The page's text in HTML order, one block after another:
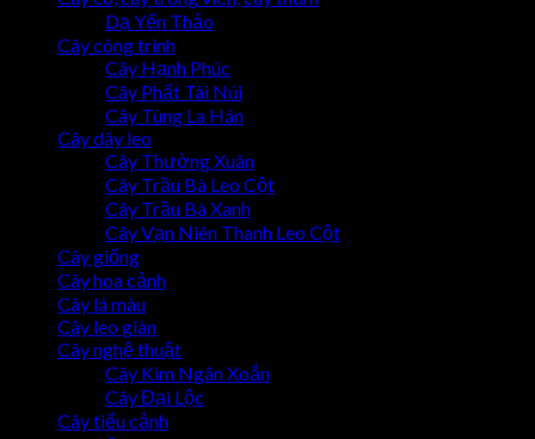
Dạ Yến Thảo
Cây công trình
Cây Hạnh Phúc
Cây Phất Tài Núi
Cây Tùng La Hán
Cây dây leo
Cây Thường Xuân
Cây Trầu Bà Leo Cột
Cây Trầu Bà Xanh
Cây Vạn Niên Thanh Leo Cột
Cây giống
Cây hoa cảnh
Cây lá màu
Cây leo giàn
Cây nghệ thuật
Cây Kim Ngân Xoắn
Cây Đại Lộc
Cây tiểu cảnh